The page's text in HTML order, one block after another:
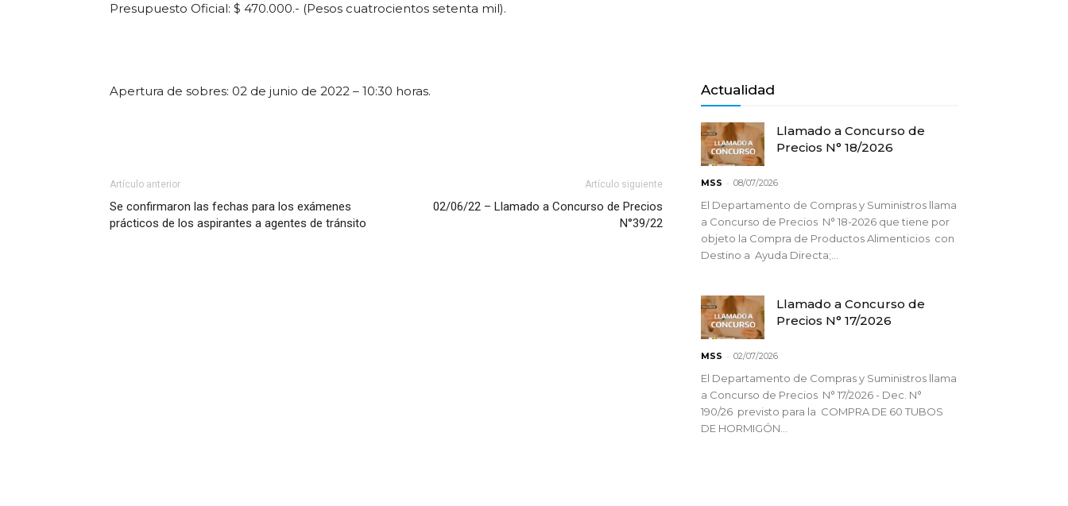
Presupuesto Oficial: $ 470.000.- (Pesos cuatrocientos setenta mil).
Apertura de sobres: 02 de junio de 2022 – 10:30 horas.
Artículo anterior
Se confirmaron las fechas para los exámenes
prácticos de los aspirantes a agentes de tránsito
Artículo siguiente
02/06/22 – Llamado a Concurso de Precios
N°39/22
Actualidad
Llamado a Concurso de
Precios N° 18/2026
MSS - 08/07/2026
El Departamento de Compras y Suministros llama
a Concurso de Precios N° 18-2026 que tiene por
objeto la Compra de Productos Alimenticios con
Destino a Ayuda Directa;...
Llamado a Concurso de
Precios N° 17/2026
MSS - 02/07/2026
El Departamento de Compras y Suministros llama
a Concurso de Precios N° 17/2026 - Dec. N°
190/26 previsto para la COMPRA DE 60 TUBOS
DE HORMIGÓN...